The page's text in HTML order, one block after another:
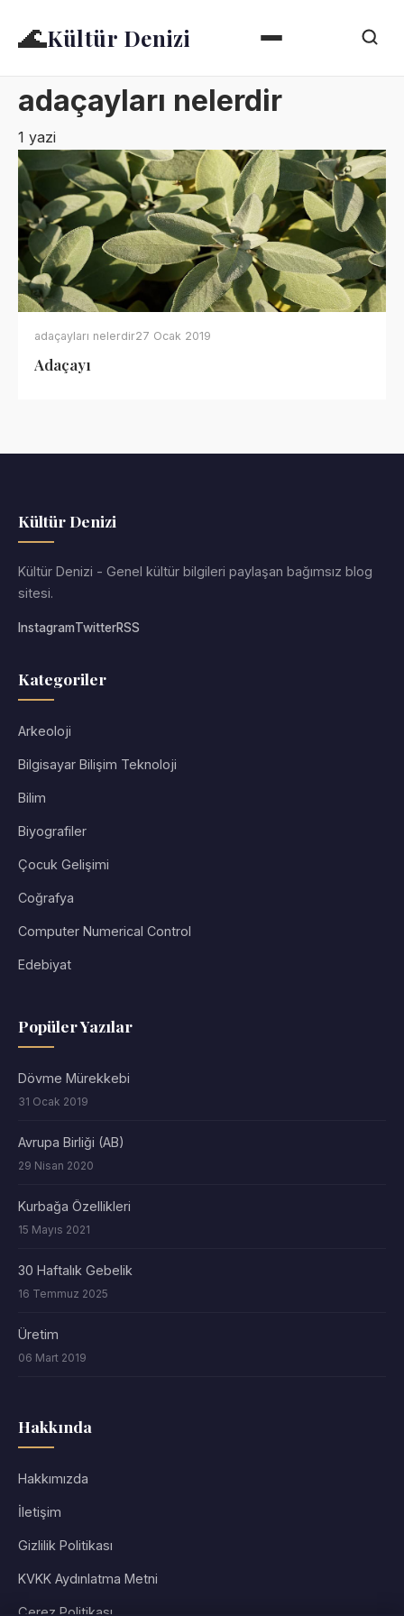
🌊Kültür Denizi
adaçayları nelerdir
1 yazi
adaçayları nelerdir27 Ocak 2019
Adaçayı
Kültür Denizi
Kültür Denizi - Genel kültür bilgileri paylaşan bağımsız blog
sitesi.
InstagramTwitterRSS
Kategoriler
Arkeoloji
Bilgisayar Bilişim Teknoloji
Bilim
Biyografiler
Çocuk Gelişimi
Coğrafya
Computer Numerical Control
Edebiyat
Popüler Yazılar
Dövme Mürekkebi
31 Ocak 2019
Avrupa Birliği (AB)
29 Nisan 2020
Kurbağa Özellikleri
15 Mayıs 2021
30 Haftalık Gebelik
16 Temmuz 2025
Üretim
06 Mart 2019
Hakkında
Hakkımızda
İletişim
Gizlilik Politikası
KVKK Aydınlatma Metni
Çerez Politikası